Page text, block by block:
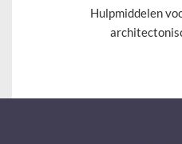
Hulpmiddelen